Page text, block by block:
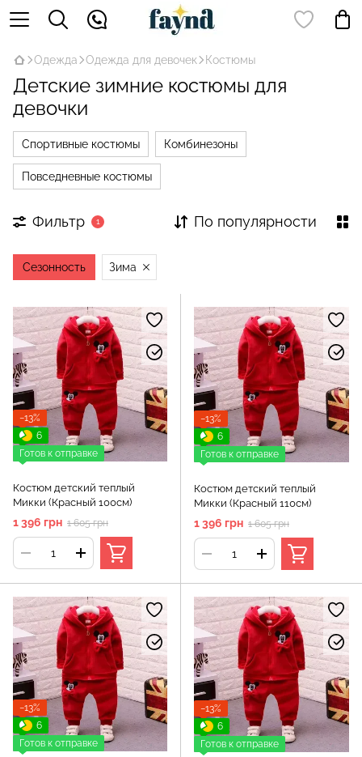
Одежда Одежда для девочек Костюмы
Детские зимние костюмы для
девочки
Спортивные костюмы Комбинезоны
Повседневные костюмы
Фильтр 1 По популярности
Сезонность Зима
−13%
6
Готов к отправке
Костюм детский теплый
Микки (Красный 100см)
1 396 грн 1 605 грн
−13%
6
Готов к отправке
Костюм детский теплый
Микки (Красный 110см)
1 396 грн 1 605 грн
−13%
6
Готов к отправке
−13%
6
Готов к отправке